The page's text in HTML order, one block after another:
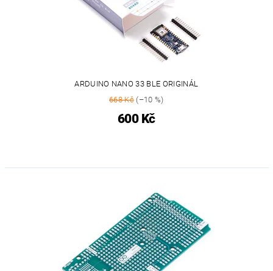
ARDUINO NANO 33 BLE ORIGINÁL
668 Kč(–10 %)
600 Kč